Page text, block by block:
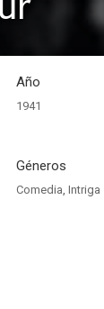
Año
1941
Géneros
Comedia, Intriga